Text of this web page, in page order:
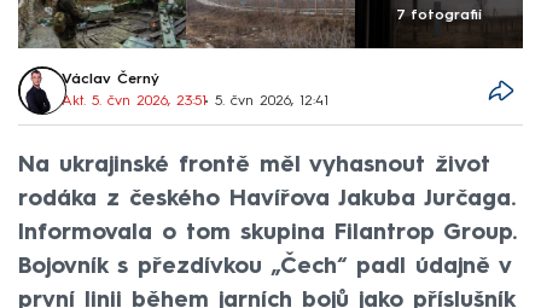
7 fotografií
Václav Černý
Akt. 5. čvn 2026, 23:51• 5. čvn 2026, 12:41
Na ukrajinské frontě měl vyhasnout život
rodáka z českého Havířova Jakuba Jurčaga.
Informovala o tom skupina Filantrop Group.
Bojovník s přezdívkou „Čech“ padl údajně v
první linii během jarních bojů jako příslušník